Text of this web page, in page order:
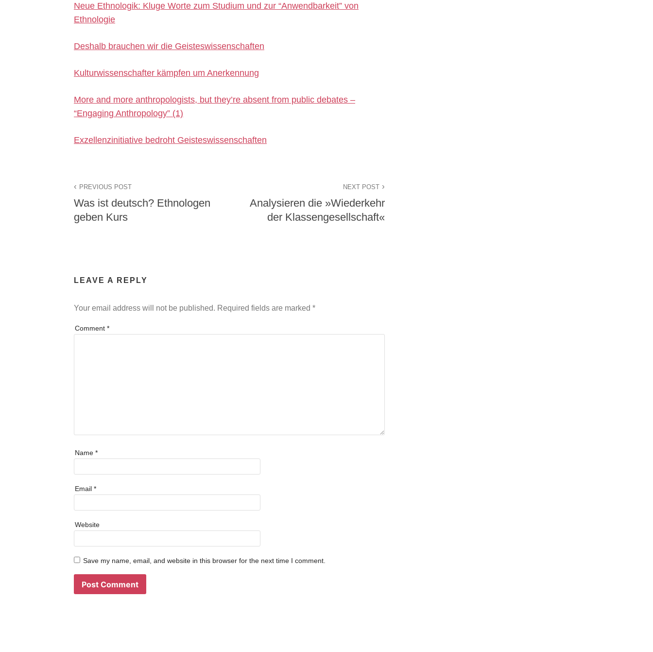
Neue Ethnologik: Kluge Worte zum Studium und zur “Anwendbarkeit” von
Ethnologie
Deshalb brauchen wir die Geisteswissenschaften
Kulturwissenschafter kämpfen um Anerkennung
More and more anthropologists, but they’re absent from public debates –
“Engaging Anthropology” (1)
Exzellenzinitiative bedroht Geisteswissenschaften
PREVIOUS POST
Was ist deutsch? Ethnologen
geben Kurs
NEXT POST
Analysieren die »Wiederkehr
der Klassengesellschaft«
LEAVE A REPLY
Your email address will not be published. Required fields are marked *
Comment *
Name *
Email *
Website
Save my name, email, and website in this browser for the next time I comment.